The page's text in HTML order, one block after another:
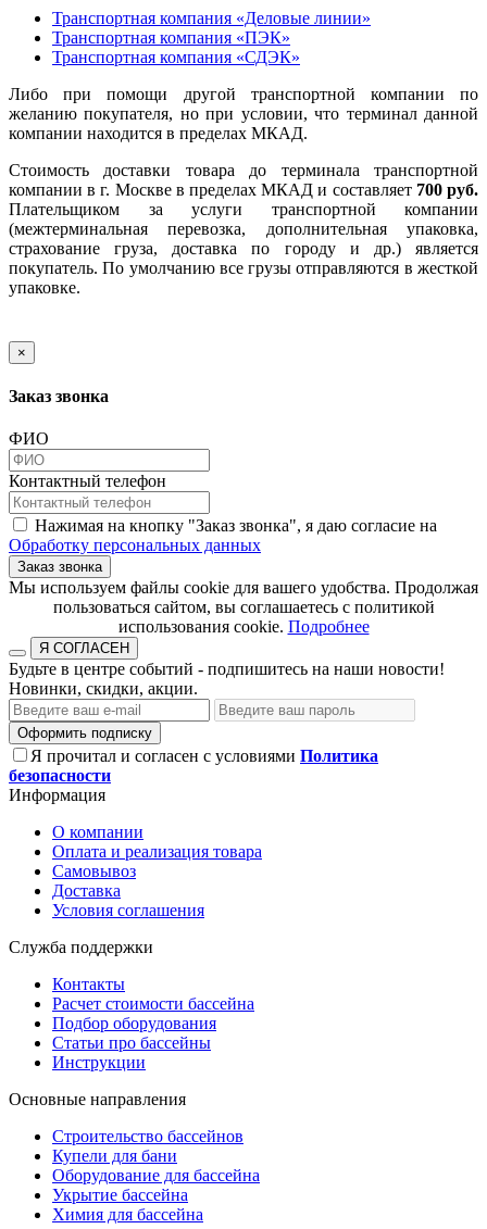
Транспортная компания «Деловые линии»
Транспортная компания «ПЭК»
Транспортная компания «СДЭК»
Либо при помощи другой транспортной компании по
желанию покупателя, но при условии, что терминал данной
компании находится в пределах МКАД.
Стоимость доставки товара до терминала транспортной
компании в г. Москве в пределах МКАД и составляет 700 руб.
Плательщиком за услуги транспортной компании
(межтерминальная перевозка, дополнительная упаковка,
страхование груза, доставка по городу и др.) является
покупатель. По умолчанию все грузы отправляются в жесткой
упаковке.
×
Заказ звонка
ФИО
Контактный телефон
Нажимая на кнопку "Заказ звонка", я даю согласие на
Обработку персональных данных
Заказ звонка
​​​​​​​Мы используем файлы cookie для вашего удобства. Продолжая
пользоваться сайтом, вы соглашаетесь с политикой
использования cookie.​​​​​​​ Подробнее
Я СОГЛАСЕН
Будьте в центре событий - подпишитесь на наши новости!
Новинки, скидки, акции.
Оформить подписку
Я прочитал и согласен с условиями Политика
безопасности
Информация
О компании
Оплата и реализация товара
Самовывоз
Доставка
Условия соглашения
Служба поддержки
Контакты
Расчет стоимости бассейна
Подбор оборудования
Статьи про бассейны
Инструкции
Основные направления
Строительство бассейнов
Купели для бани
Оборудование для бассейна
Укрытие бассейна
Химия для бассейна